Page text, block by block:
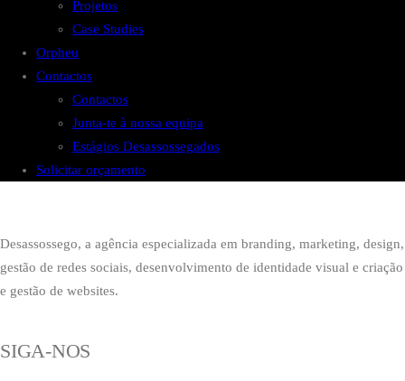
Projetos
Case Studies
Orpheu
Contactos
Contactos
Junta-te à nossa equipa
Estágios Desassossegados
Solicitar orçamento
Desassossego, a agência especializada em branding, marketing, design,
gestão de redes sociais, desenvolvimento de identidade visual e criação
e gestão de websites.
SIGA-NOS